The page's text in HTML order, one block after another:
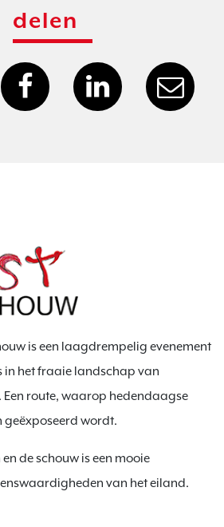
delen
is een laagdrempelig evenement
in het fraaie landschap van
route, waarop hedendaagse
geëxposeerd wordt.
de schouw is een mooie
van het eiland.